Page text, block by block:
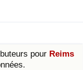
pour Reims